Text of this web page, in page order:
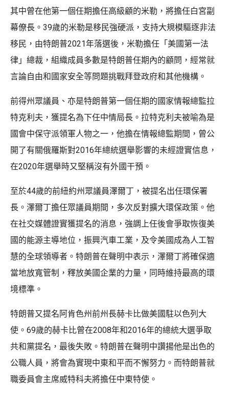
其中曾在他第一個任期擔任高級顧的米勒，將擔任白宮副
幕僚長。39歲的米勒是移民強硬派，支持大規模驅逐非法
移民，由特朗普2021年落選後，米勒擔任「美國第一法
律」總裁，組織成員多數是特朗普任期內的顧問，經常就
言論自由和國家安全等問題挑戰拜登政府和其他機構。
前得州眾議員、亦是特朗普第一個任期的國家情報總監拉
特克利夫，獲提名為下任中情局長。拉特克利夫被喻為是
國會中保守派領軍人物之一，他擔在情報總監期間，曾公
開了有關俄羅斯對2016年總統選舉影響的未經證實信息，
在2020年選舉時又堅稱沒有外國干預。
至於44歲的前紐約州眾議員澤爾丁，被提名出任環保署
長。澤爾丁擔任眾議員期間，多次反對擴大環保政策。他
在社交媒體證實獲提名的消息，強調上任後會爭取恢復美
國的能源主導地位，振興汽車工業，及令美國成為人工智
慧的全球領導者。特朗普在聲明中表示，澤爾丁將確保適
當地放寬管制，釋放美國企業的力量，同時維持最高的環
境標準。
特朗普又提名阿肯色州前州長赫卡比做美國駐以色列大
使。69歲的赫卡比曾在2008年和2016年的總統大選爭取
共和黨提名，最後失敗。特朗普在聲明中讚揚他是出色的
公職人員，將會為實現中東和平而不懈努力。而特朗普就
職委員會主席威特科夫將擔任中東特使。